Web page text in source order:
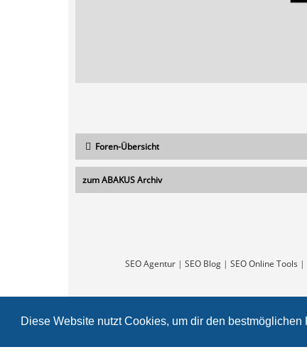
Diese Website nutzt Cookies, um dir den
Foren-Übersicht
zum ABAKUS Archiv
SEO Agentur| SEO Blog| SEO Online Tools |